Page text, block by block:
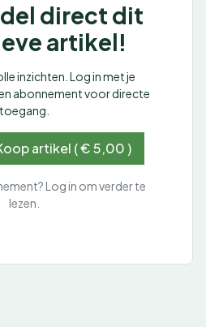
direct dit
artikel!
inzichten. Log in met je
abonnement voor directe
toegang.
artikel ( € 5,00 )
Log in om verder te
lezen.